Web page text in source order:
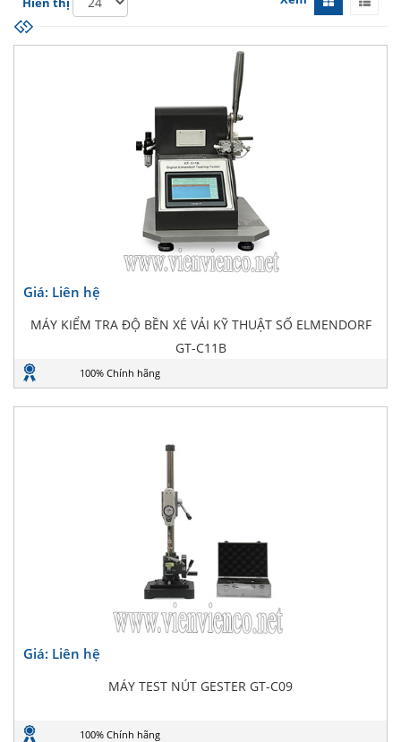
Giá: Liên hệ
MÁY KIỂM TRA ĐỘ BỀN XÉ VẢI KỸ THUẬT SỐ ELMENDORF
GT-C11B
100% Chính hãng
Giá: Liên hệ
MÁY TEST NÚT GESTER GT-C09
100% Chính hãng